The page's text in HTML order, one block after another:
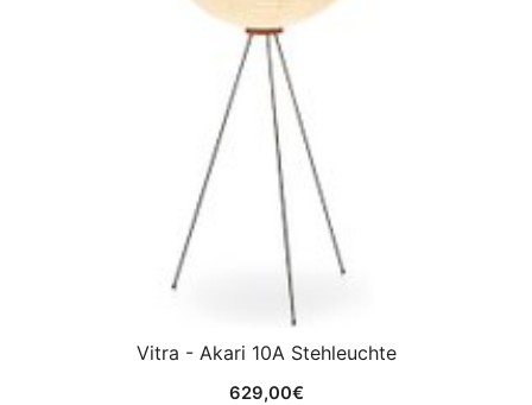
Vitra - Akari 10A Stehleuchte
629,00€